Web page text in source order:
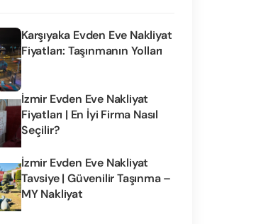
Karşıyaka Evden Eve Nakliyat
Fiyatları: Taşınmanın Yolları
İzmir Evden Eve Nakliyat
Fiyatları | En İyi Firma Nasıl
Seçilir?
İzmir Evden Eve Nakliyat
Tavsiye | Güvenilir Taşınma –
MY Nakliyat